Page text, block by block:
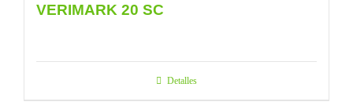
VERIMARK 20 SC
Detalles